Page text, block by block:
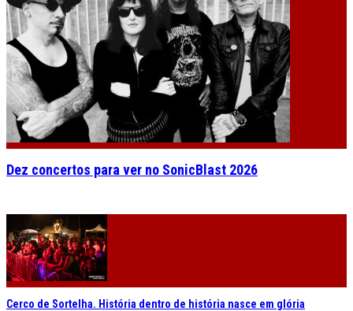
Dez concertos para ver no SonicBlast 2026
Cerco de Sortelha. História dentro de história nasce em glória